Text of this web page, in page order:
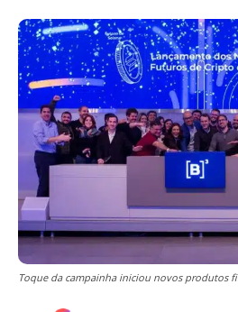
Toque da campainha iniciou novos produtos